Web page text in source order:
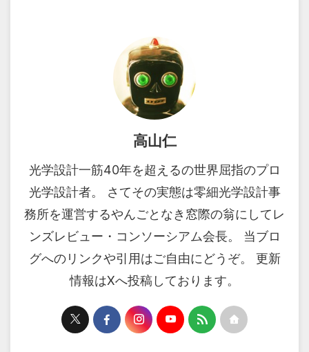
高山仁
光学設計一筋40年を超えるの世界屈指のプロ
光学設計者。 さてその実態は零細光学設計事
務所を運営するやんごとなき窓際の翁にしてレ
ンズレビュー・コンソーシアム会長。 当ブロ
グへのリンクや引用はご自由にどうぞ。 更新
情報はXへ投稿しております。